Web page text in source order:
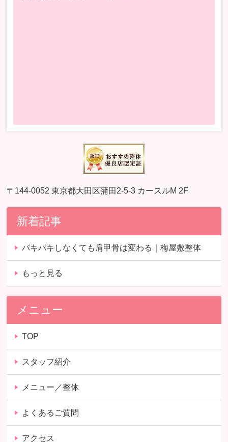
〒144-0052 東京都大田区蒲田2-5-3 カースルM 2F
新着記事
バキバキしなくても肩甲骨は変わる｜梅屋敷整体
もっと見る
メニュー
TOP
スタッフ紹介
メニュー／整体
よくあるご質問
アクセス